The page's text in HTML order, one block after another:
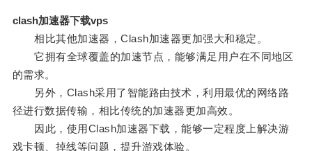
clash加速器下载vps
相比其他加速器，Clash加速器更加强大和稳定。
它拥有全球覆盖的加速节点，能够满足用户在不同地区
的需求。
另外，Clash采用了智能路由技术，利用最优的网络路
径进行数据传输，相比传统的加速器更加高效。
因此，使用Clash加速器下载，能够一定程度上解决游
戏卡顿、掉线等问题，提升游戏体验。